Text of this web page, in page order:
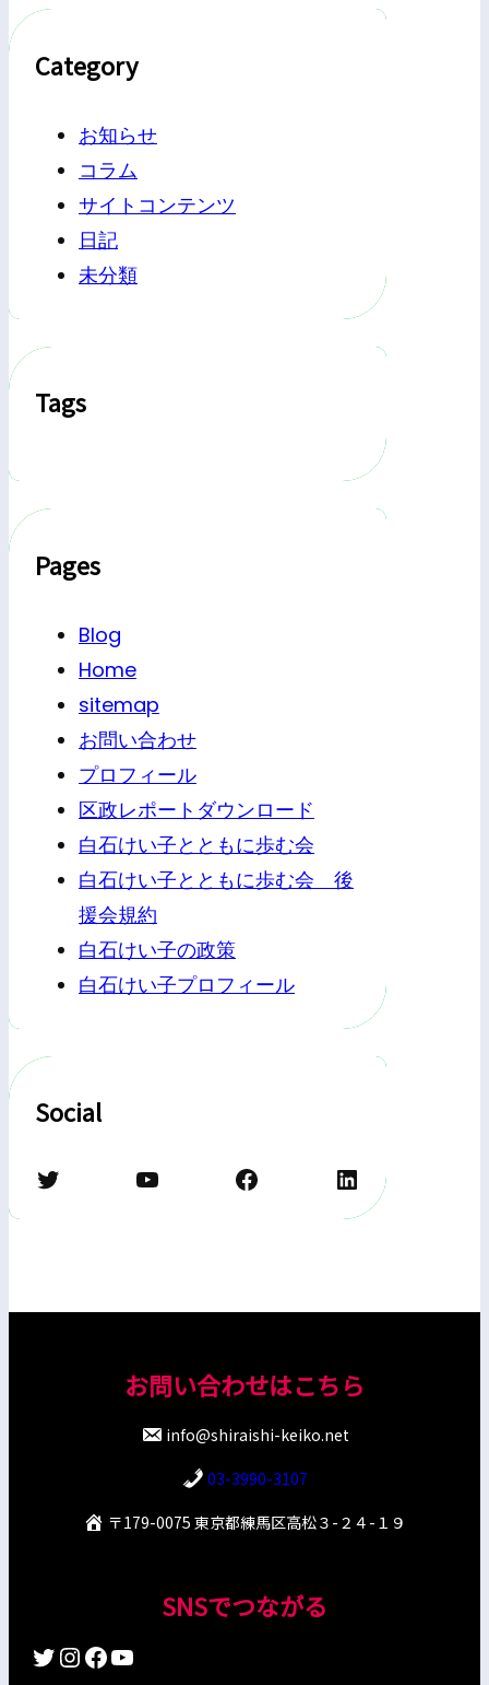
Category
お知らせ
コラム
サイトコンテンツ
日記
未分類
Tags
Pages
Blog
Home
sitemap
お問い合わせ
プロフィール
区政レポートダウンロード
白石けい子とともに歩む会
白石けい子とともに歩む会 後
援会規約
白石けい子の政策
白石けい子プロフィール
Social
Twitter YouTube Facebook LinkedIn
お問い合わせはこちら
info@shiraishi-keiko.net
03-3990-3107
〒179-0075 東京都練馬区高松３-２４-１９
SNSでつながる
Twitter InstagramFacebook YouTube